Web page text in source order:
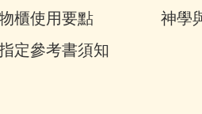
櫃使用要點
定參考書須知
神學